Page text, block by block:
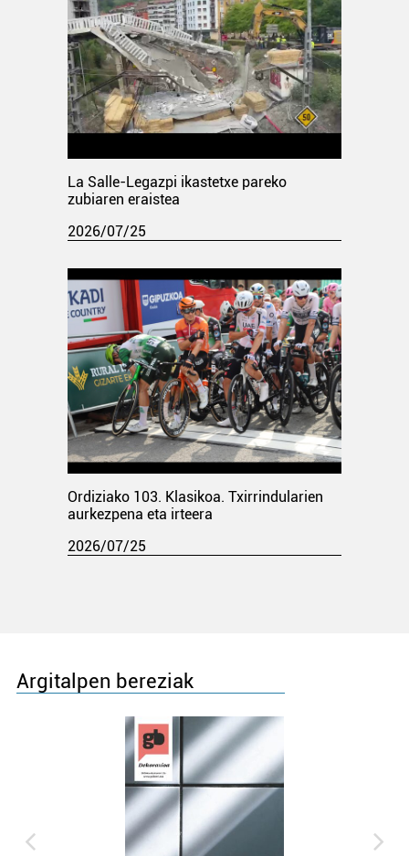
La Salle-Legazpi ikastetxe pareko
zubiaren eraistea
2026/07/25
Ordiziako 103. Klasikoa. Txirrindularien
aurkezpena eta irteera
2026/07/25
Argitalpen bereziak